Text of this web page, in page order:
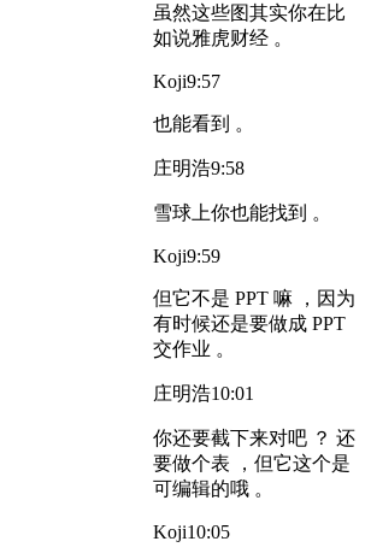
虽然这些图其实你在比
如说雅虎财经 。
Koji9:57
也能看到 。
庄明浩9:58
雪球上你也能找到 。
Koji9:59
但它不是 PPT 嘛 ，因为
有时候还是要做成 PPT
交作业 。
庄明浩10:01
你还要截下来对吧 ？ 还
要做个表 ，但它这个是
可编辑的哦 。
Koji10:05